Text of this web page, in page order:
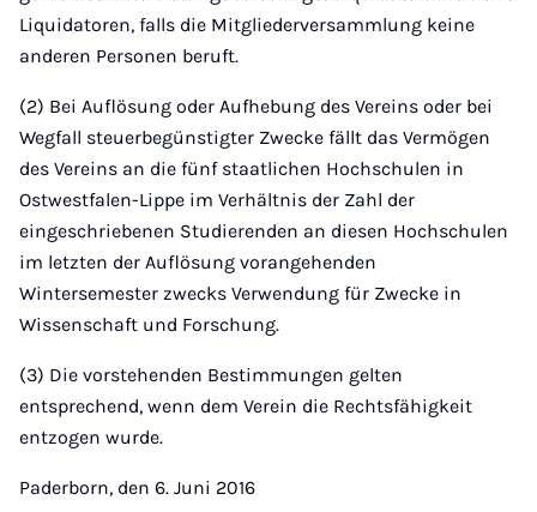
Liquidatoren, falls die Mitgliederversammlung keine
anderen Personen beruft.
(2) Bei Auflösung oder Aufhebung des Vereins oder bei
Wegfall steuerbegünstigter Zwecke fällt das Vermögen
des Vereins an die fünf staatlichen Hochschulen in
Ostwestfalen-Lippe im Verhältnis der Zahl der
eingeschriebenen Studierenden an diesen Hochschulen
im letzten der Auflösung vorangehenden
Wintersemester zwecks Verwendung für Zwecke in
Wissenschaft und Forschung.
(3) Die vorstehenden Bestimmungen gelten
entsprechend, wenn dem Verein die Rechtsfähigkeit
entzogen wurde.
Paderborn, den 6. Juni 2016